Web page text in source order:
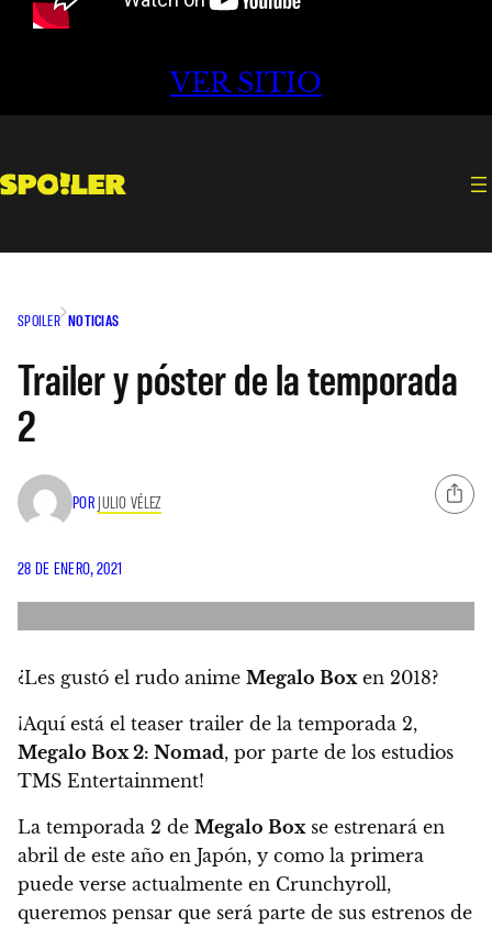
VER SITIO
SPOILER NOTICIAS
Trailer y póster de la temporada
2
POR JULIO VÉLEZ
28 DE ENERO, 2021
¿Les gustó el rudo anime Megalo Box en 2018?
¡Aquí está el teaser trailer de la temporada 2,
Megalo Box 2: Nomad, por parte de los estudios
TMS Entertainment!
La temporada 2 de Megalo Box se estrenará en
abril de este año en Japón, y como la primera
puede verse actualmente en Crunchyroll,
queremos pensar que será parte de sus estrenos de